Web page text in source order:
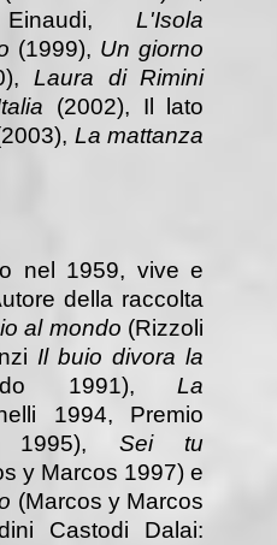
L'Isola
(1999), Un giorno
Laura di Rimini
(2002), Il lato
La mattanza
nel 1959, vive e
della raccolta
al mondo (Rizzoli
Il buio divora la
1991),La
1994, Premio
1995), Sei tu
y Marcos 1997) e
(Marcos y Marcos
Castodi Dalai: